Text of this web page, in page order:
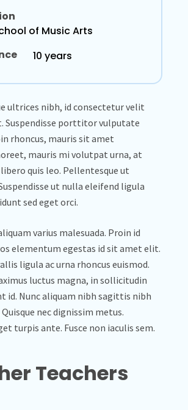
of Music Arts
10 years
ultrices nibh, id consectetur velit
Suspendisse porttitor vulputate
rhoncus, mauris sit amet
mauris mi volutpat urna, at
quis leo. Pellentesque ut
ut nulla eleifend ligula
sed eget orci.
varius malesuada. Proin id
elementum egestas id sit amet elit.
ligula ac urna rhoncus euismod.
luctus magna, in sollicitudin
id. Nunc aliquam nibh sagittis nibh
nec dignissim metus.
turpis ante. Fusce non iaculis sem.
Teachers